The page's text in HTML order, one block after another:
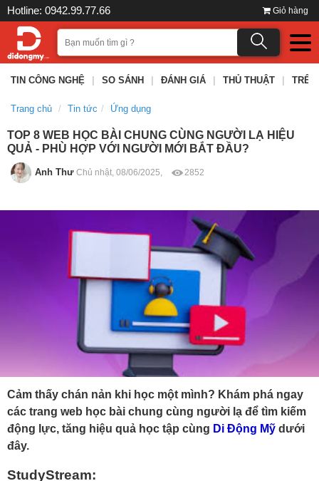
Hotline: 0942.99.77.66 Giỏ hàng
TIN CÔNG NGHỆ SO SÁNH ĐÁNH GIÁ THỦ THUẬT TRÊN
Trang chủ Tin tức Ứng dụng
TOP 8 WEB HỌC BÀI CHUNG CÙNG NGƯỜI LẠ HIỆU
QUẢ - PHÙ HỢP VỚI NGƯỜI MỚI BẮT ĐẦU?
Anh Thư Chủ nhật, 08/06/2025, 2852
Cảm thấy chán nản khi học một mình? Khám phá ngay
các trang web học bài chung cùng người lạ để tìm kiếm
động lực, tăng hiệu quả học tập cùng Di Động Mỹ dưới
đây.
StudyStream: